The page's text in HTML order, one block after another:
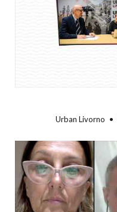
Urban Livorno